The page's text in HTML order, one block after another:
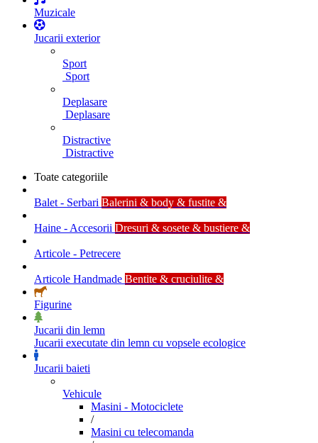
Muzicale
Jucarii exterior
Sport
Sport
Deplasare
Deplasare
Distractive
Distractive
Toate categoriile
Balet - Serbari Balerini & body & fustite &
Haine - Accesorii Dresuri & sosete & bustiere &
Articole - Petrecere
Articole Handmade Bentite & cruciulite &
Figurine
Jucarii din lemn
Jucarii executate din lemn cu vopsele ecologice
Jucarii baieti
Vehicule
Masini - Motociclete
/
Masini cu telecomanda